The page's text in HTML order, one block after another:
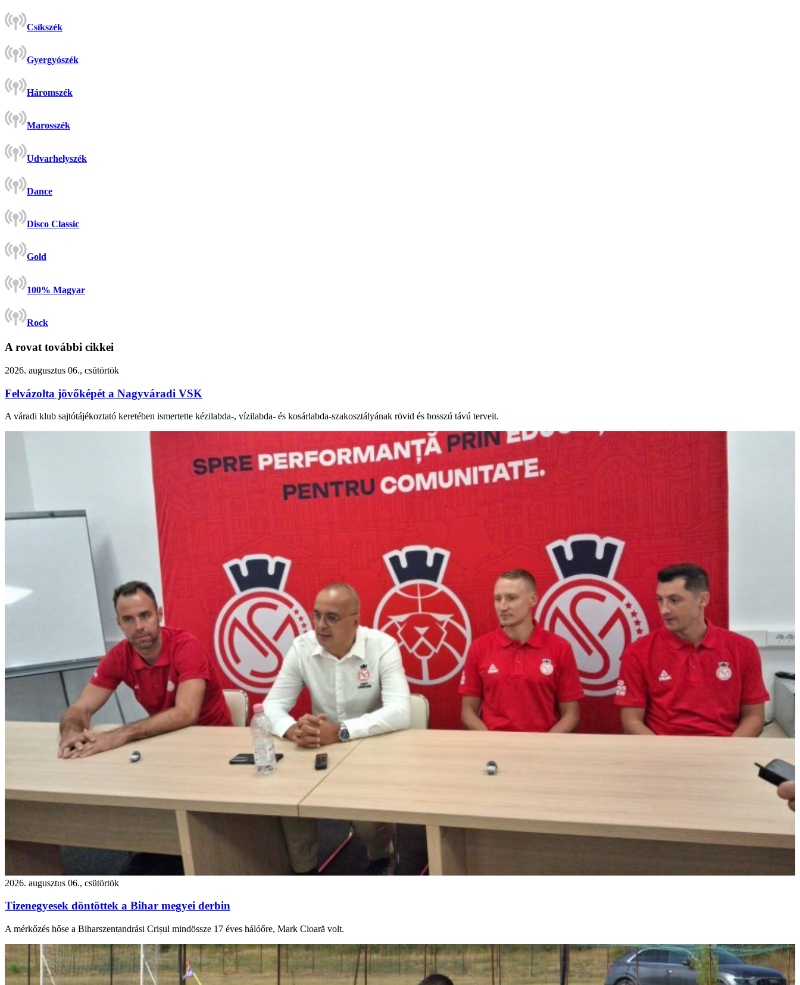
Csíkszék
Gyergyószék
Háromszék
Marosszék
Udvarhelyszék
Dance
Disco Classic
Gold
100% Magyar
Rock
A rovat további cikkei
2026. augusztus 06., csütörtök
Felvázolta jövőképét a Nagyváradi VSK
A váradi klub sajtótájékoztató keretében ismertette kézilabda-, vízilabda- és kosárlabda-szakosztályának rövid és hosszú távú terveit.
2026. augusztus 06., csütörtök
Tizenegyesek döntöttek a Bihar megyei derbin
A mérkőzés hőse a Biharszentandrási Crișul mindössze 17 éves hálóőre, Mark Cioară volt.